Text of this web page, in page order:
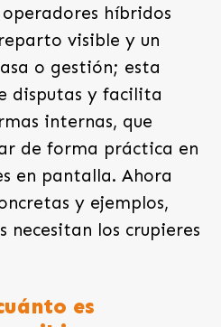
híbridos
visible y un
o gestión; esta
disputas y facilita
internas, que
de forma práctica en
en pantalla. Ahora
y ejemplos,
necesitan los crupieres
es